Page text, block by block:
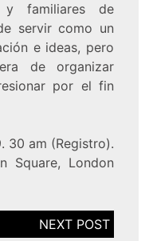
y familiares de
servir como un
e ideas, pero
de organizar
por el fin
30 am (Registro).
Square, London